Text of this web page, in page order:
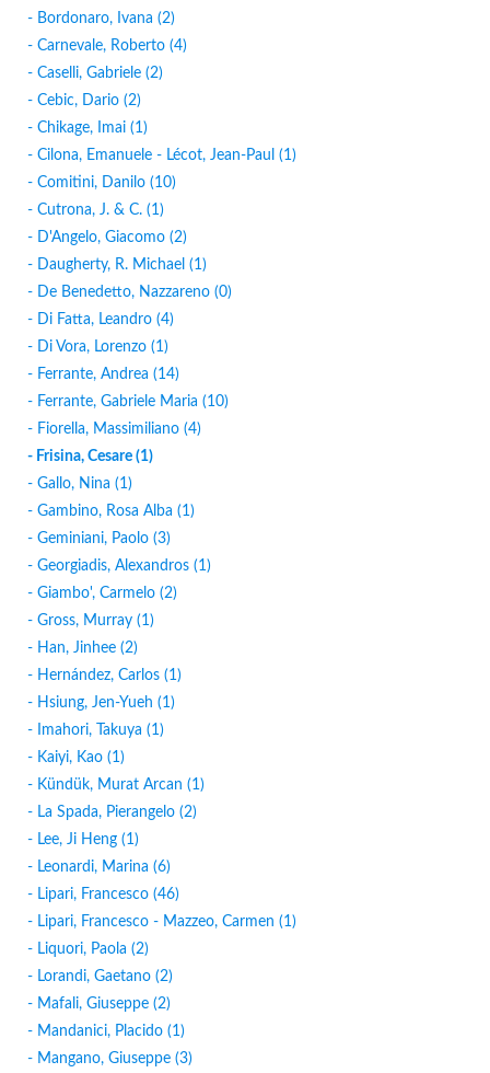
- Bordonaro, Ivana (2)
- Carnevale, Roberto (4)
- Caselli, Gabriele (2)
- Cebic, Dario (2)
- Chikage, Imai (1)
- Cilona, Emanuele - Lécot, Jean-Paul (1)
- Comitini, Danilo (10)
- Cutrona, J. & C. (1)
- D'Angelo, Giacomo (2)
- Daugherty, R. Michael (1)
- De Benedetto, Nazzareno (0)
- Di Fatta, Leandro (4)
- Di Vora, Lorenzo (1)
- Ferrante, Andrea (14)
- Ferrante, Gabriele Maria (10)
- Fiorella, Massimiliano (4)
- Frisina, Cesare (1)
- Gallo, Nina (1)
- Gambino, Rosa Alba (1)
- Geminiani, Paolo (3)
- Georgiadis, Alexandros (1)
- Giambo', Carmelo (2)
- Gross, Murray (1)
- Han, Jinhee (2)
- Hernández, Carlos (1)
- Hsiung, Jen-Yueh (1)
- Imahori, Takuya (1)
- Kaiyi, Kao (1)
- Kündük, Murat Arcan (1)
- La Spada, Pierangelo (2)
- Lee, Ji Heng (1)
- Leonardi, Marina (6)
- Lipari, Francesco (46)
- Lipari, Francesco - Mazzeo, Carmen (1)
- Liquori, Paola (2)
- Lorandi, Gaetano (2)
- Mafali, Giuseppe (2)
- Mandanici, Placido (1)
- Mangano, Giuseppe (3)